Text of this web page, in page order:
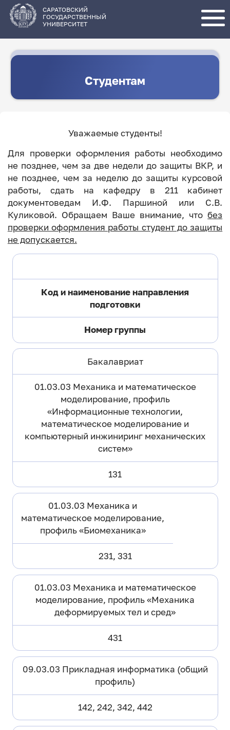
основному
содержанию
САРАТОВСКИЙ
ГОСУДАРСТВЕННЫЙ
УНИВЕРСИТЕТ
Студентам
Уважаемые студенты!
Для проверки оформления работы необходимо
не позднее, чем за две недели до защиты ВКР, и
не позднее, чем за неделю до защиты курсовой
работы, сдать на кафедру в 211 кабинет
документоведам И.Ф. Паршиной или С.В.
Куликовой. Обращаем Ваше внимание, чтобез
проверки оформления работы студент до защиты
не допускается.
Код и наименование направления
подготовки
Номер группы
Бакалавриат
01.03.03 Механика и математическое
моделирование, профиль
«Информационные технологии,
математическое моделирование и
компьютерный инжиниринг механических
систем»
131
01.03.03 Механика и
математическое моделирование,
профиль «Биомеханика»
231, 331
01.03.03 Механика и математическое
моделирование, профиль «Механика
деформируемых тел и сред»
431
09.03.03 Прикладная информатика (общий
профиль)
142, 242, 342, 442